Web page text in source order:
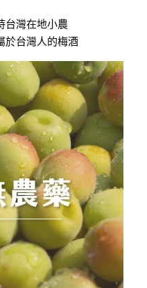
台灣在地小農
於台灣人的梅酒